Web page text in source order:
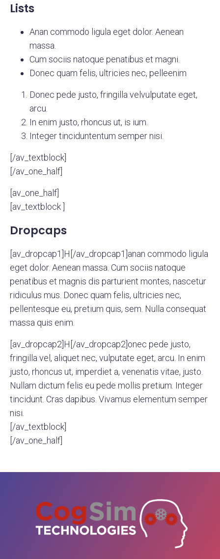
Lists
Anan commodo ligula eget dolor. Aenean
massa.
Cum sociis natoque penatibus et magni.
Donec quam felis, ultricies nec, pelleenim
Donec pede justo, fringilla velvulputate eget,
arcu.
In enim justo, rhoncus ut, is ium.
Integer tinciduntentum semper nisi.
[/av_textblock]
[/av_one_half]
[av_one_half]
[av_textblock ]
Dropcaps
[av_dropcap1]H[/av_dropcap1]anan commodo ligula
eget dolor. Aenean massa. Cum sociis natoque
penatibus et magnis dis parturient montes, nascetur
ridiculus mus. Donec quam felis, ultricies nec,
pellentesque eu, pretium quis, sem. Nulla consequat
massa quis enim.
[av_dropcap2]H[/av_dropcap2]onec pede justo,
fringilla vel, aliquet nec, vulputate eget, arcu. In enim
justo, rhoncus ut, imperdiet a, venenatis vitae, justo.
Nullam dictum felis eu pede mollis pretium. Integer
tincidunt. Cras dapibus. Vivamus elementum semper
nisi.
[/av_textblock]
[/av_one_half]